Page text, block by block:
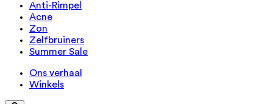
Anti-Rimpel
Acne
Zon
Zelfbruiners
Summer Sale
Ons verhaal
Winkels